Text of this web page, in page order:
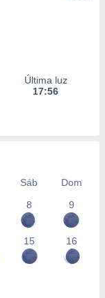
Última luz
17:56
Sáb
Dom
8 9
15 16